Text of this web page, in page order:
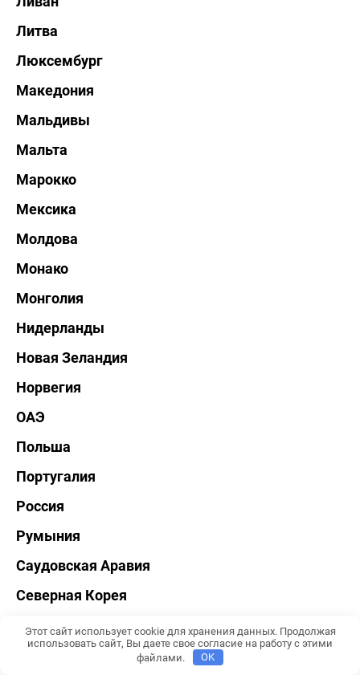
Литва
Люксембург
Македония
Мальдивы
Мальта
Марокко
Мексика
Молдова
Монако
Монголия
Нидерланды
Новая Зеландия
Норвегия
ОАЭ
Польша
Португалия
Россия
Румыния
Саудовская Аравия
Северная Корея
Сербия
Этот сайт использует cookie для хранения данных. Продолжая
использовать сайт, Вы даете свое согласие на работу с этими
файлами.
OK